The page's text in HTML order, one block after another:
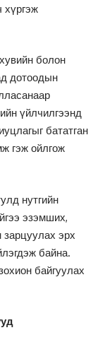
хүргэж
болон
дотоодын
үйлчилгээнд
бататган
гэж ойлгож
нутгийн
эзэмших,
зарцуулах эрх
байна.
байгуулах